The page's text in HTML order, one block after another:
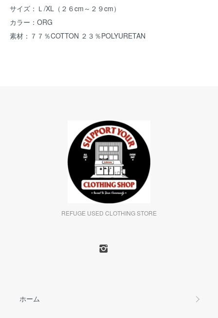
サイズ：Ｌ/XL（２６cm～２９cm）
カラー：ORG
素材：７７％COTTON ２３％POLYURETAN
REFUGE USED CLOTHING STORE
ホーム